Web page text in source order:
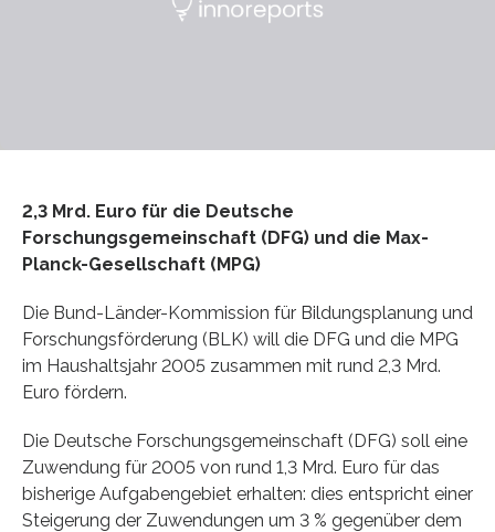
2,3 Mrd. Euro für die Deutsche
Forschungsgemeinschaft (DFG) und die Max-
Planck-Gesellschaft (MPG)
Die Bund-Länder-Kommission für Bildungsplanung und
Forschungsförderung (BLK) will die DFG und die MPG
im Haushaltsjahr 2005 zusammen mit rund 2,3 Mrd.
Euro fördern.
Die Deutsche Forschungsgemeinschaft (DFG) soll eine
Zuwendung für 2005 von rund 1,3 Mrd. Euro für das
bisherige Aufgabengebiet erhalten: dies entspricht einer
Steigerung der Zuwendungen um 3 % gegenüber dem